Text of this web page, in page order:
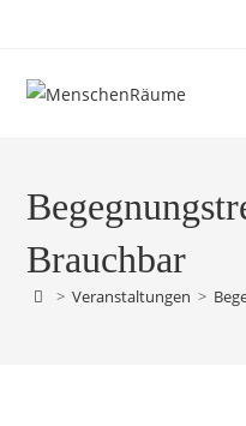
Brauchbar
> Veranstaltungen >